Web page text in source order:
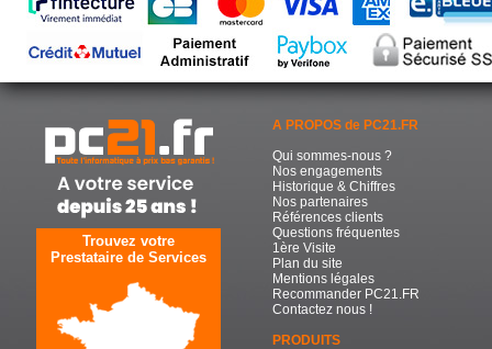
Trouvez votre
Prestataire de Services
A PROPOS de PC21.FR
Qui sommes-nous ?
Nos engagements
Historique & Chiffres
Nos partenaires
Références clients
Questions fréquentes
1ère Visite
Plan du site
Mentions légales
Recommander PC21.FR
Contactez nous !
PRODUITS